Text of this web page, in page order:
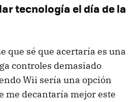
tecnología el día de la
que sé que acertaría es una
controles demasiado
Wii sería una opción
me decantaría mejor este